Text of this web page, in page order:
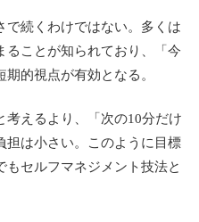
で続くわけではない。多くは
ることが知られており、「今
的視点が有効となる。
考えるより、「次の10分だけ
担は小さい。このように目標
もセルフマネジメント技法と